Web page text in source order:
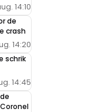
14:10
de
crash
14:20
schrik
14:45